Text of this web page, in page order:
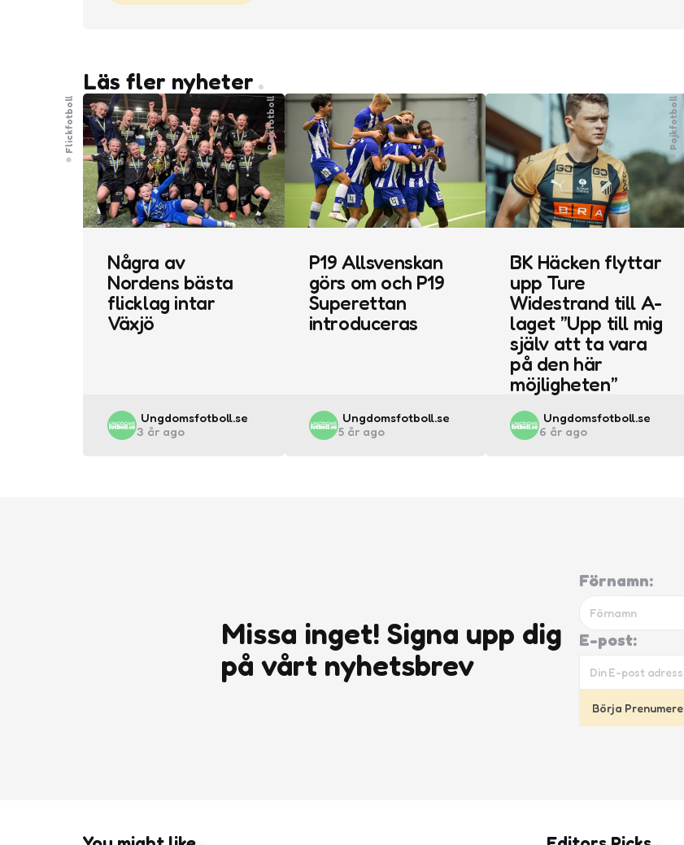
Läs fler nyheter
Flickfotboll
Några av
Nordens bästa
flicklag intar
Växjö
Posted
by
Ungdomsfotboll.se
3 år ago
Pojkfotboll
P19 Allsvenskan
görs om och P19
Superettan
introduceras
Posted
by
Ungdomsfotboll.se
5 år ago
Pojkfotboll
BK Häcken flyttar
upp Ture
Widestrand till A-
laget ”Upp till mig
själv att ta vara
på den här
möjligheten”
Posted
by
Ungdomsfotboll.se
6 år ago
Pojkfotboll
Missa inget! Signa upp dig
på vårt nyhetsbrev
Förnamn:
E-post: